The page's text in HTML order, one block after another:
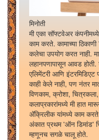
मिनोती
मी एका सॉफ्टवेअर
काम करते. कामाच्या
कलेचा उपयोग करत नाही.
लहानपणापासून आवड
एलिमेंटरी आणि इंटरमिडिएट
काही केले नाही, पण नंतर
विणकाम, क्रोशा,
कलाप्रकारांमध्ये मी हात
अ‍ॅक्रिलीक यांमध्ये काम
अंकात प्रथम 'ऑन डिमांड'
म्हणूनच सगळे चालू होते.